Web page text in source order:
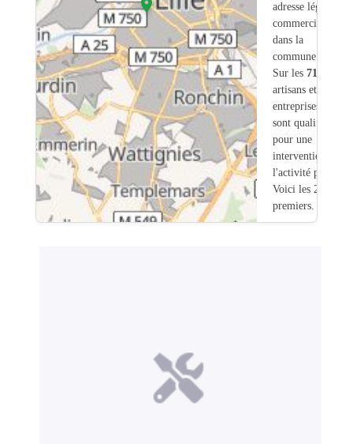
adresse légale ou
commerciale
dans la
commune.
Sur les 715
artisans et
entreprises
sont qualifiés
pour une
intervention sur
l'activité piscine.
Voici les 20
premiers.